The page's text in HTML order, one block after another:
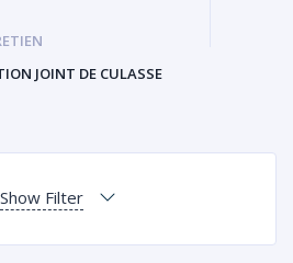
JOINT DE CULASSE
Show Filter